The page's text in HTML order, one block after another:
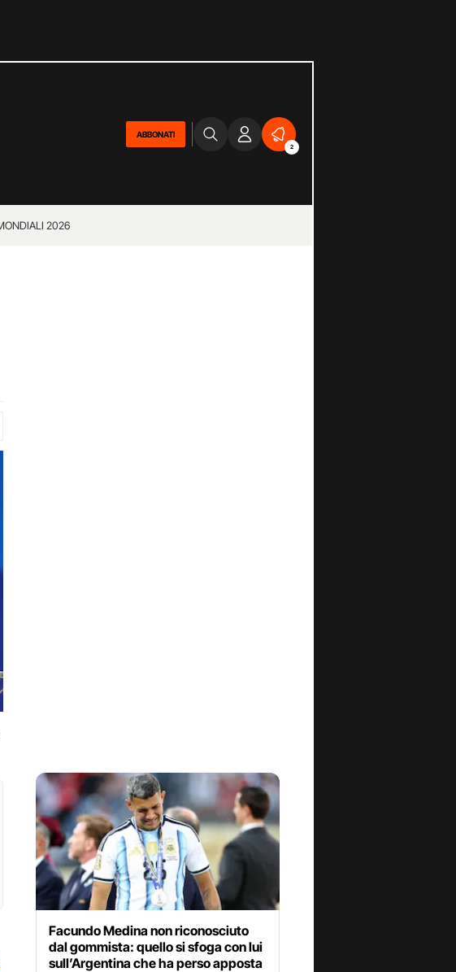
ABBONATI
2
2026
Facundo Medina non riconosciuto
dal gommista: quello si sfoga con lui
sull’Argentina che ha perso apposta